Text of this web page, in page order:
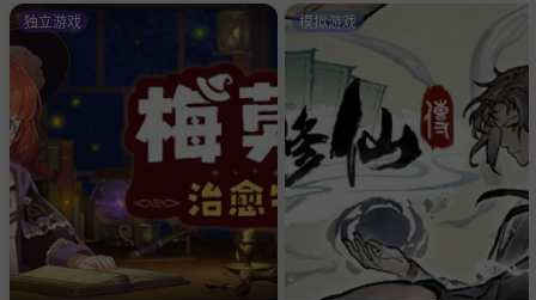
独立游戏 模拟游戏